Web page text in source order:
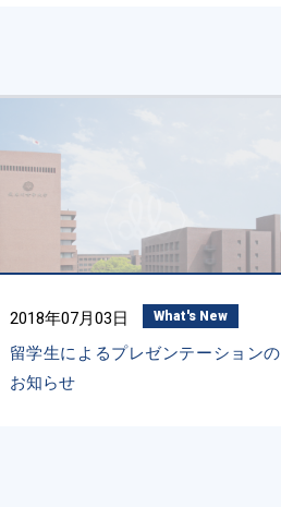
2018年07月03日 What's New
留学生によるプレゼンテーションの
お知らせ